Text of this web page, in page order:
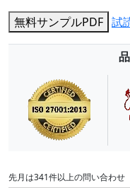
無料サンプルPDF 試
先月は341件以上の問い合わせ